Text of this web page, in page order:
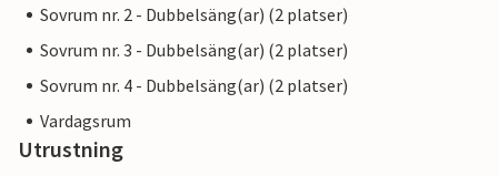
hisnande utsikt i alla riktningar från villans unika
utsiktspunkt. Staden Andratx är perfekt för shopping eller
en promenad mot bakgrund av bergen. Sandstranden i
Sovrum nr. 2 - Dubbelsäng(ar) (2 platser)
Sovrum nr. 3 - Dubbelsäng(ar) (2 platser)
Sovrum nr. 4 - Dubbelsäng(ar) (2 platser)
Vardagsrum
Utrustning